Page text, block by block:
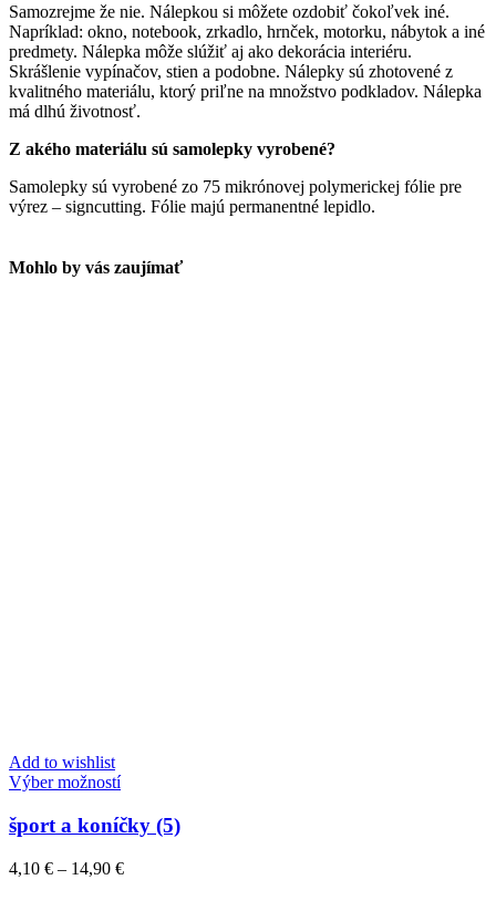
Samozrejme že nie. Nálepkou si môžete ozdobiť čokoľvek iné.
Napríklad: okno, notebook, zrkadlo, hrnček, motorku, nábytok a iné
predmety. Nálepka môže slúžiť aj ako dekorácia interiéru.
Skrášlenie vypínačov, stien a podobne. Nálepky sú zhotovené z
kvalitného materiálu, ktorý priľne na množstvo podkladov. Nálepka
má dlhú životnosť.
Z akého materiálu sú samolepky vyrobené?
Samolepky sú vyrobené zo 75 mikrónovej polymerickej fólie pre
výrez – signcutting. Fólie majú permanentné lepidlo.
Mohlo by vás zaujímať
Add to wishlist
Výber možnostíTento
má
viacero
variantov.
Možnosti
šport a koníčky (5)
4,10 € – 14,90 €Price